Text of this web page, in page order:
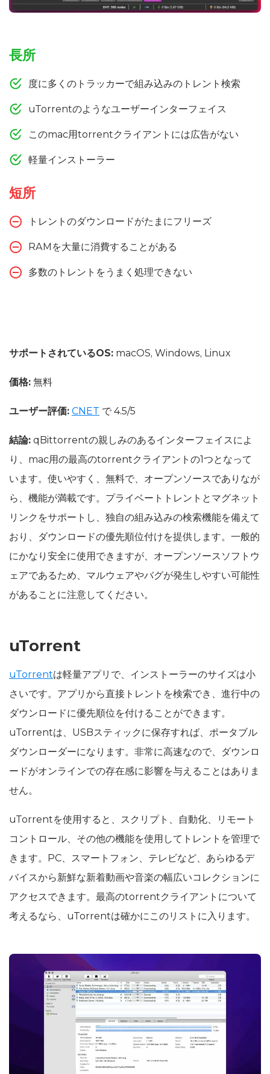
長所
度に多くのトラッカーで組み込みのトレント検索
uTorrentのようなユーザーインターフェイス
このmac用torrentクライアントには広告がない
軽量インストーラー
短所
トレントのダウンロードがたまにフリーズ
RAMを大量に消費することがある
多数のトレントをうまく処理できない
サポートされているOS: macOS, Windows, Linux
価格: 無料
ユーザー評価: CNET で 4.5/5
結論: qBittorrentの親しみのあるインターフェイスによ
り、mac用の最高のtorrentクライアントの1つとなって
います。使いやすく、無料で、オープンソースでありなが
ら、機能が満載です。プライベートトレントとマグネット
リンクをサポートし、独自の組み込みの検索機能を備えて
おり、ダウンロードの優先順位付けを提供します。一般的
にかなり安全に使用できますが、オープンソースソフトウ
ェアであるため、マルウェアやバグが発生しやすい可能性
があることに注意してください。
uTorrent
uTorrentは軽量アプリで、インストーラーのサイズは小
さいです。アプリから直接トレントを検索でき、進行中の
ダウンロードに優先順位を付けることができます。
uTorrentは、USBスティックに保存すれば、ポータブル
ダウンローダーになります。非常に高速なので、ダウンロ
ードがオンラインでの存在感に影響を与えることはありま
せん。
uTorrentを使用すると、スクリプト、自動化、リモート
コントロール、その他の機能を使用してトレントを管理で
きます。PC、スマートフォン、テレビなど、あらゆるデ
バイスから新鮮な新着動画や音楽の幅広いコレクションに
アクセスできます。最高のtorrentクライアントについて
考えるなら、uTorrentは確かにこのリストに入ります。